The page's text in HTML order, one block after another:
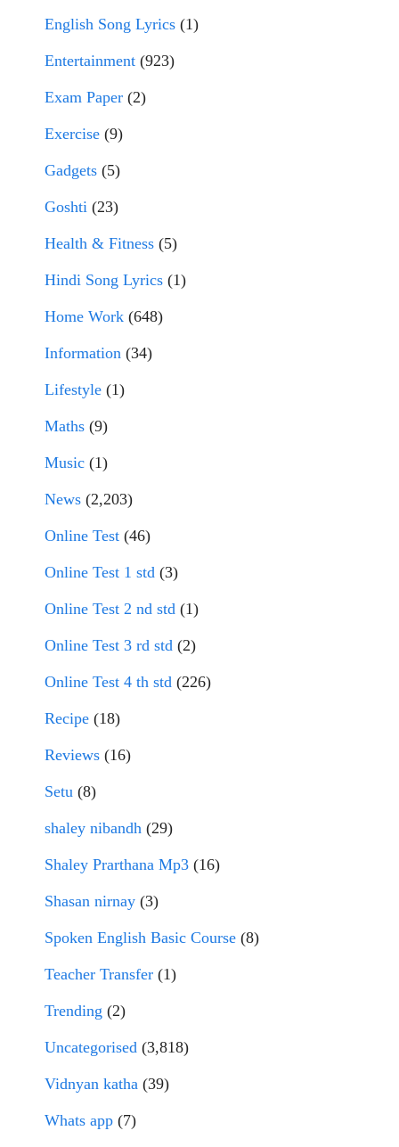
English Song Lyrics (1)
Entertainment (923)
Exam Paper (2)
Exercise (9)
Gadgets (5)
Goshti (23)
Health & Fitness (5)
Hindi Song Lyrics (1)
Home Work (648)
Information (34)
Lifestyle (1)
Maths (9)
Music (1)
News (2,203)
Online Test (46)
Online Test 1 std (3)
Online Test 2 nd std (1)
Online Test 3 rd std (2)
Online Test 4 th std (226)
Recipe (18)
Reviews (16)
Setu (8)
shaley nibandh (29)
Shaley Prarthana Mp3 (16)
Shasan nirnay (3)
Spoken English Basic Course (8)
Teacher Transfer (1)
Trending (2)
Uncategorised (3,818)
Vidnyan katha (39)
Whats app (7)